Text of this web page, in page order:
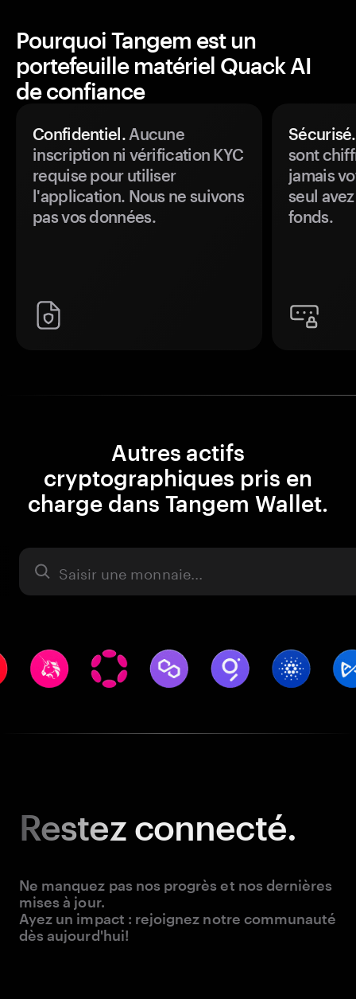
Pourquoi Tangem est un
portefeuille matériel Quack AI
de confiance
Confidentiel.Aucune
inscription ni vérification KYC
requise pour utiliser
l'application. Nous ne suivons
pas vos données.
Sécurisé.
sont
jamais
seul
fonds.
Autres actifs
cryptographiques pris en
charge dans Tangem Wallet.
Actifs
Restezconnecté.
Ne manquez pas nos progrès et nos dernières
mises à jour.
Ayez un impact : rejoignez notre communauté
dès aujourd'hui!